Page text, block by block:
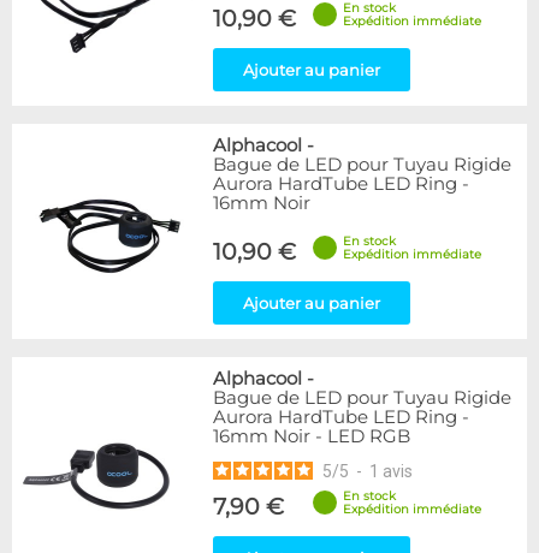
10,90 €
En stock
Expédition immédiate
Ajouter au panier
Alphacool -
Bague de LED pour Tuyau Rigide
Aurora HardTube LED Ring -
16mm Noir
10,90 €
En stock
Expédition immédiate
Ajouter au panier
Alphacool -
Bague de LED pour Tuyau Rigide
Aurora HardTube LED Ring -
16mm Noir - LED RGB
5/5 - 1 avis
7,90 €
En stock
Expédition immédiate